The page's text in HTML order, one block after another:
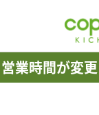
営業時間が変